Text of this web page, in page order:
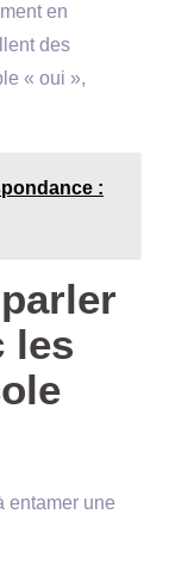
en
des
« oui »,
:
les
entamer une